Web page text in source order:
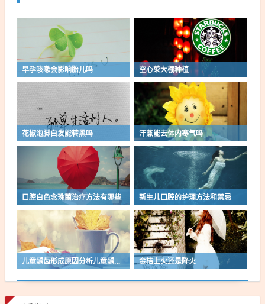
早孕咳嗽会影响胎儿吗 空心菜大棚种植
花椒泡脚白发能转黑吗 汗蒸能去体内寒气吗
口腔白色念珠菌治疗方法有哪些 新生儿口腔的护理方法和禁忌
儿童龋齿形成原因分析儿童龋齿应如何预防 金桔上火还是降火